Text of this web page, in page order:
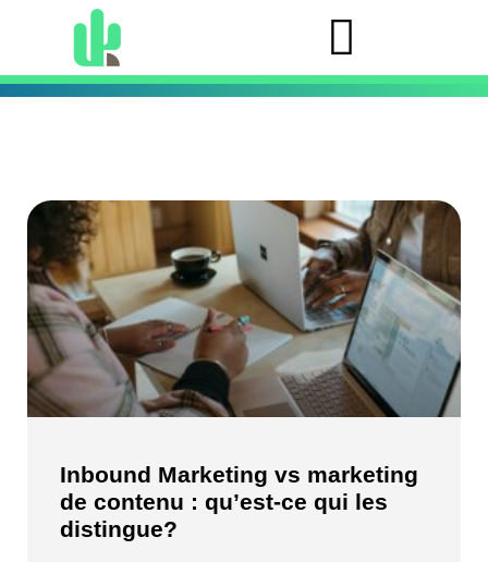
Inbound Marketing vs marketing
de contenu : qu’est-ce qui les
distingue?